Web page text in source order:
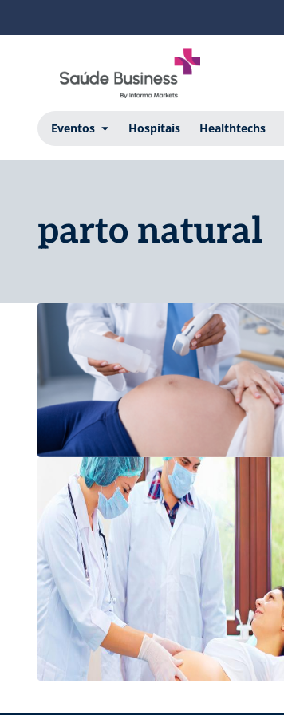
Eventos Hospitais Healthtechs
parto natural